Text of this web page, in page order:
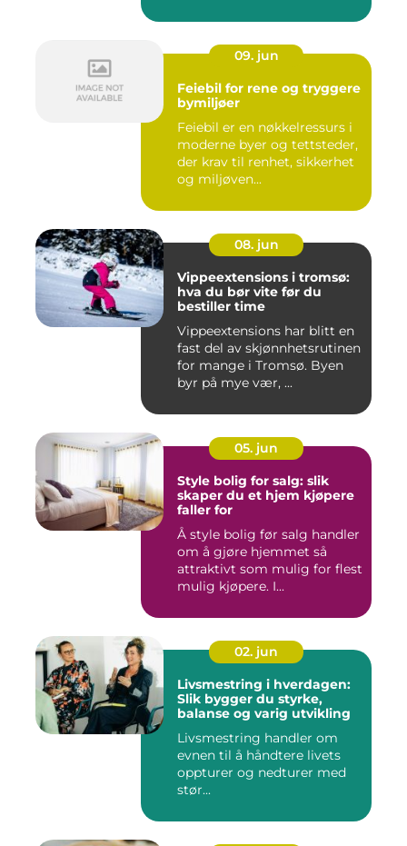
09. jun
Feiebil for rene og tryggere
bymiljøer
Feiebil er en nøkkelressurs i
moderne byer og tettsteder,
der krav til renhet, sikkerhet
og miljøven...
08. jun
Vippeextensions i tromsø:
hva du bør vite før du
bestiller time
Vippeextensions har blitt en
fast del av skjønnhetsrutinen
for mange i Tromsø. Byen
byr på mye vær, ...
05. jun
Style bolig for salg: slik
skaper du et hjem kjøpere
faller for
Å style bolig før salg handler
om å gjøre hjemmet så
attraktivt som mulig for flest
mulig kjøpere. I...
02. jun
Livsmestring i hverdagen:
Slik bygger du styrke,
balanse og varig utvikling
Livsmestring handler om
evnen til å håndtere livets
oppturer og nedturer med
stør...